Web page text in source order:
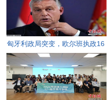
匈牙利政局突变，欧尔班执政16
年终结。